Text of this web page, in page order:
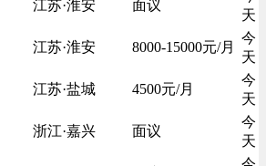
江苏·淮安 面议
天
江苏·淮安 8000-15000元/月
今
天
江苏·盐城 4500元/月
今
天
浙江·嘉兴 面议
今
天